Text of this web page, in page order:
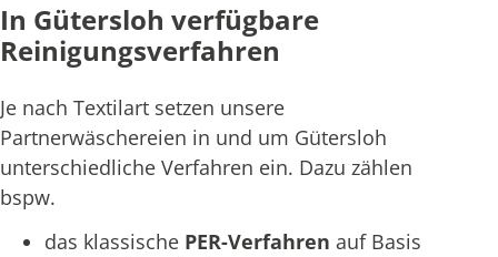
In Gütersloh verfügbare
Reinigungsverfahren
Je nach Textilart setzen unsere
Partnerwäschereien in und um Gütersloh
unterschiedliche Verfahren ein. Dazu zählen
bspw.
das klassische PER-Verfahren auf Basis